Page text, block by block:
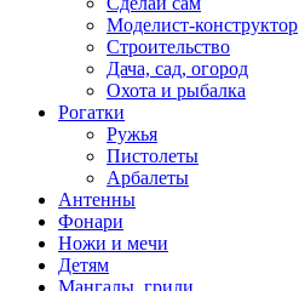
Моделист-конструктор
Строительство
Дача, сад, огород
Охота и рыбалка
Рогатки
Ружья
Пистолеты
Арбалеты
Антенны
Фонари
Ножи и мечи
Детям
Мангалы, грили